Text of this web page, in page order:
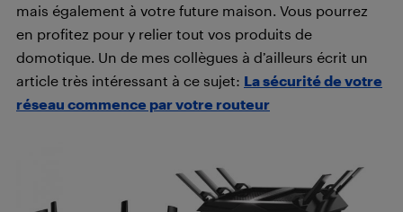
mais également à votre future maison. Vous pourrez
en profitez pour y relier tout vos produits de
domotique. Un de mes collègues à d’ailleurs écrit un
article très intéressant à ce sujet: La sécurité de votre
réseau commence par votre routeur